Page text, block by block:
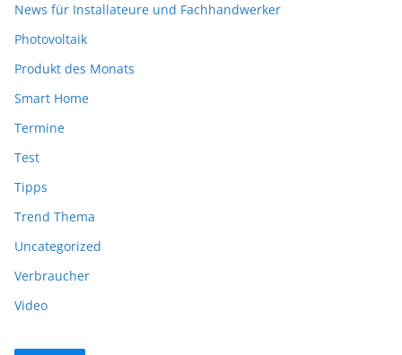
News für Installateure und Fachhandwerker
Photovoltaik
Produkt des Monats
Smart Home
Termine
Test
Tipps
Trend Thema
Uncategorized
Verbraucher
Video